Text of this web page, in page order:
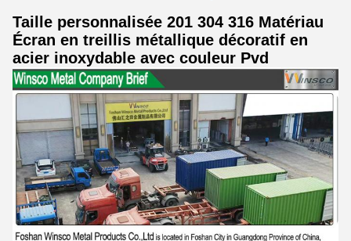
Taille personnalisée 201 304 316 Matériau
Écran en treillis métallique décoratif en
acier inoxydable avec couleur Pvd